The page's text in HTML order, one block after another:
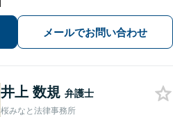
います。ご依頼者が抱えている不安や
悩みにしっかり寄り添い、最善の解決
策を一緒に考えていきます。ぜひご相
談ください。
メールでお問い合わせ
井上 数規 弁護士
桜みなと法律事務所